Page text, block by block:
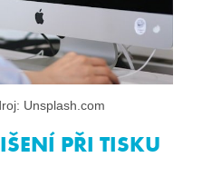
Unsplash.com
PŘI TISKU